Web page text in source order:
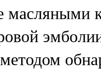
масляными